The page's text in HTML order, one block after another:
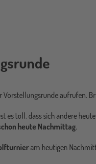
Vorstellungsrunde aufrufen.
es toll, dass sich andere
heute Nachmittag.
am heutigen